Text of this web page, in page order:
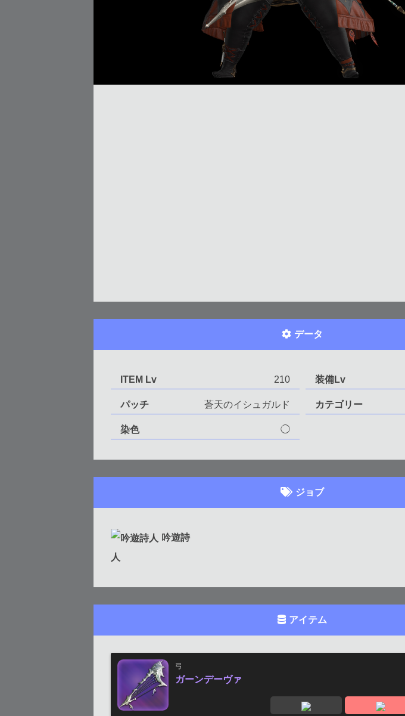
データ
ITEM Lv 210 装備Lv
パッチ 蒼天のイシュガルド カテゴリー
染色 ◯
ジョブ
吟遊詩
人
アイテム
弓
ガーンデーヴァ